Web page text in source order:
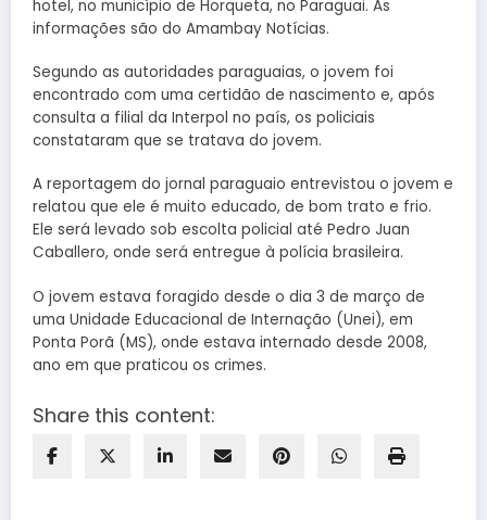
hotel, no município de Horqueta, no Paraguai. As
informações são do Amambay Notícias.
Segundo as autoridades paraguaias, o jovem foi
encontrado com uma certidão de nascimento e, após
consulta a filial da Interpol no país, os policiais
constataram que se tratava do jovem.
A reportagem do jornal paraguaio entrevistou o jovem e
relatou que ele é muito educado, de bom trato e frio.
Ele será levado sob escolta policial até Pedro Juan
Caballero, onde será entregue à polícia brasileira.
O jovem estava foragido desde o dia 3 de março de
uma Unidade Educacional de Internação (Unei), em
Ponta Porã (MS), onde estava internado desde 2008,
ano em que praticou os crimes.
Share this content: